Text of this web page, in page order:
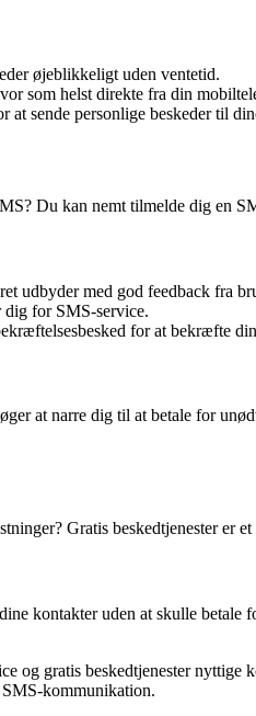
øjeblikkeligt uden ventetid.
som helst direkte fra din
sende personlige beskeder til
Du kan nemt tilmelde dig en
udbyder med god feedback fra
dig for SMS-service.
for at bekræfte
at narre dig til at betale for
Gratis beskedtjenester
kontakter uden at skulle
og gratis beskedtjenester
kommunikation.